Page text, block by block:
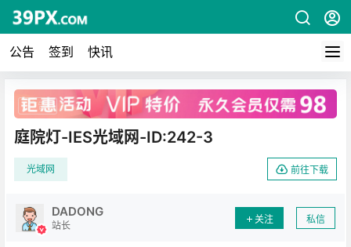
公告 签到 快讯
广告
庭院灯-IES光域网-ID:242-3
光域网 前往下载
DADONG
站长
关注 私信